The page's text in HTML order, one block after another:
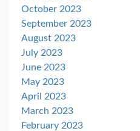
October 2023
September 2023
August 2023
July 2023
June 2023
May 2023
April 2023
March 2023
February 2023